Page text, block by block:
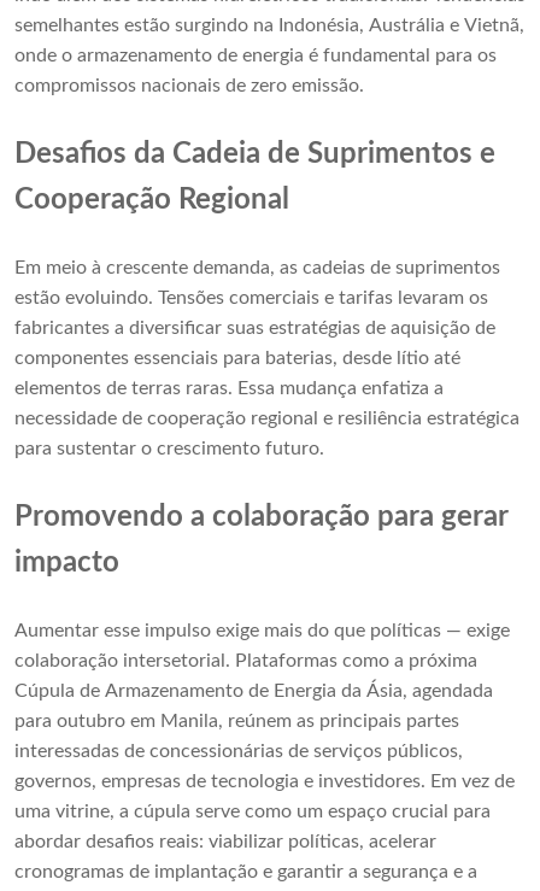
semelhantes estão surgindo na Indonésia, Austrália e Vietnã,
onde o armazenamento de energia é fundamental para os
compromissos nacionais de zero emissão.
Desafios da Cadeia de Suprimentos e
Cooperação Regional
Em meio à crescente demanda, as cadeias de suprimentos
estão evoluindo. Tensões comerciais e tarifas levaram os
fabricantes a diversificar suas estratégias de aquisição de
componentes essenciais para baterias, desde lítio até
elementos de terras raras. Essa mudança enfatiza a
necessidade de cooperação regional e resiliência estratégica
para sustentar o crescimento futuro.
Promovendo a colaboração para gerar
impacto
Aumentar esse impulso exige mais do que políticas — exige
colaboração intersetorial. Plataformas como a próxima
Cúpula de Armazenamento de Energia da Ásia, agendada
para outubro em Manila, reúnem as principais partes
interessadas de concessionárias de serviços públicos,
governos, empresas de tecnologia e investidores. Em vez de
uma vitrine, a cúpula serve como um espaço crucial para
abordar desafios reais: viabilizar políticas, acelerar
cronogramas de implantação e garantir a segurança e a